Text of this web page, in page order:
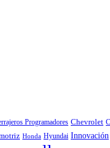
Programadores Chevrolet
Honda Hyundai Innovación